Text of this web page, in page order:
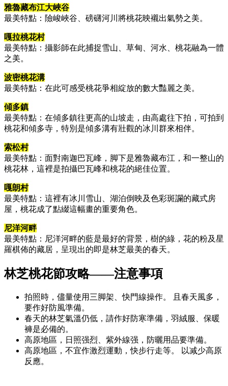
雅魯藏布江大峽谷
最美特點：險峻峽谷、磅礴河川將桃花映襯出氣勢之美。
嘎拉桃花村
最美特點：攝影師在此捕捉雪山、草甸、河水、桃花融為一體
之美。
波密桃花溝
最美特點：在此可感受桃花爭相綻放的數大豔麗之美。
傾多鎮
最美特點：在傾多鎮往更高的山坡走，由高處往下拍，可拍到
桃花和傾多寺，特別是傾多溝有壯觀的冰川群來相伴。
索松村
最美特點：面對南迦巴瓦峰，脚下是雅魯藏布江，和一整山的
桃花林，這裡是拍攝巴瓦峰和桃花的絕佳位置。
嘎朗村
最美特點：這裡有冰川雪山、湖泊倒映及色彩斑讕的藏式房
屋，桃花成了點綴這幅畫的重要角色。
尼洋河畔
最美特點：尼洋河畔的藍是最好的背景，樹的綠，花的粉及星
羅棋佈的藏居，呈現出的即是林芝最美的春天。
林芝桃花節攻略——注意事項
拍照時，儘量使用三脚架、快門線操作。 且春天風多，
要作好防風準備。
春天的林芝氣溫仍低，請作好防寒準備，羽絨服、保暖
褲是必備的。
高原地區，日照强烈、紫外線强，防曬用品要準備。
高原地區，不宜作激烈運動，快步行走等。 以减少高原
反應。